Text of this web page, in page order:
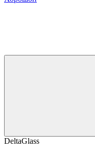
DeltaGlass